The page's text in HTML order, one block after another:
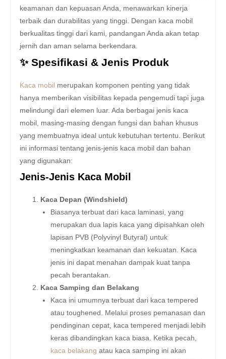
keamanan dan kepuasan Anda, menawarkan kinerja
terbaik dan durabilitas yang tinggi. Dengan kaca mobil
berkualitas tinggi dari kami, pandangan Anda akan tetap
jernih dan aman selama berkendara.
✨ Spesifikasi & Jenis Produk
Kaca mobil merupakan komponen penting yang tidak
hanya memberikan visibilitas kepada pengemudi tapi juga
melindungi dari elemen luar. Ada berbagai jenis kaca
mobil, masing-masing dengan fungsi dan bahan khusus
yang membuatnya ideal untuk kebutuhan tertentu. Berikut
ini informasi tentang jenis-jenis kaca mobil dan bahan
yang digunakan:
Jenis-Jenis Kaca Mobil
Kaca Depan (Windshield)
Biasanya terbuat dari kaca laminasi, yang
merupakan dua lapis kaca yang dipisahkan oleh
lapisan PVB (Polyvinyl Butyral) untuk
meningkatkan keamanan dan kekuatan. Kaca
jenis ini dapat menahan dampak kuat tanpa
pecah berantakan.
Kaca Samping dan Belakang
Kaca ini umumnya terbuat dari kaca tempered
atau toughened. Melalui proses pemanasan dan
pendinginan cepat, kaca tempered menjadi lebih
keras dibandingkan kaca biasa. Ketika pecah,
kaca belakang atau kaca samping ini akan